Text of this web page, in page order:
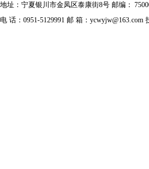
地址：宁夏银川市金凤区泰康街8号 邮编：
电 话：0951-5129991 邮 箱：ycwyjw@163.com